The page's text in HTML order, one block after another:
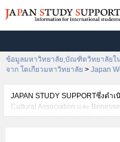
ข้อมูลมหาวิทยาลัย,บัณฑิตวิทยาลัยใ
จาก โตเกียวมหาวิทยาลัย > Japan
JAPAN STUDY SUPPORTซึ่งดำ
Cultural Association และ
ระดับมหาวิทยาลัย・บัณฑิตวิทยาลั